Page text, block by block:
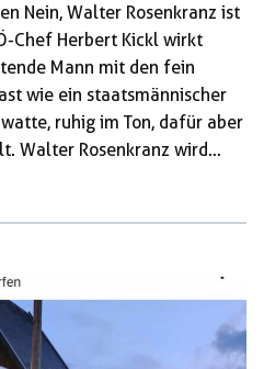
Nein, Walter Rosenkranz ist
Chef Herbert Kickl wirkt
Mann mit den fein
wie ein staatsmännischer
ruhig im Ton, dafür aber
Walter Rosenkranz wird
– also auch über
Praxis, dass die
auch dessen Präsidenten